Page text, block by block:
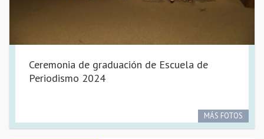
Ceremonia de graduación de Escuela de
Periodismo 2024
MÁS FOTOS